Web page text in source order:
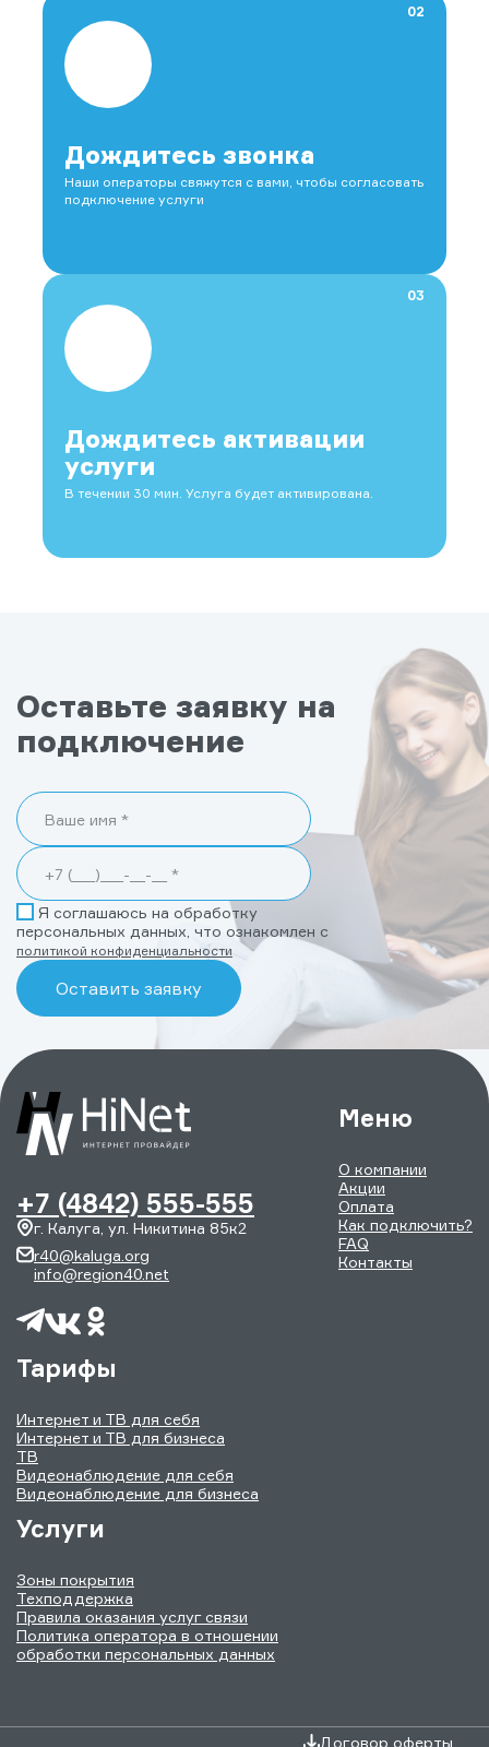
02
Дождитесь звонка
Наши операторы свяжутся с вами, чтобы согласовать
подключение услуги
03
Дождитесь активации
услуги
В течении 30 мин. Услуга будет активирована.
Оставьте заявку на
подключение
Я соглашаюсь на обработку
персональных данных, что ознакомлен с
политикой конфиденциальности
+7 (4842) 555-555
г. Калуга, ул. Никитина 85к2
r40@kaluga.org
info@region40.net
Меню
О компании
Акции
Оплата
Как подключить?
FAQ
Контакты
Тарифы
Интернет и ТВ для себя
Интернет и ТВ для бизнеса
ТВ
Видеонаблюдение для себя
Видеонаблюдение для бизнеса
Услуги
Зоны покрытия
Техподдержка
Правила оказания услуг связи
Политика оператора в отношении
обработки персональных данных
Договор оферты